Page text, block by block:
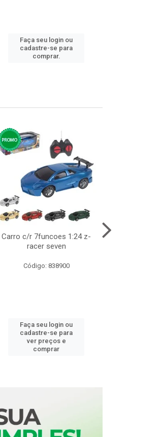
Faça seu login ou
cadastre-se para
comprar.
Carro c/r 7funcoes 1:24 z-
racer seven
Código: 838900
Faça seu login ou
cadastre-se para
ver preços e
comprar